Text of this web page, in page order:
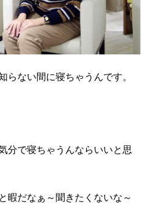
らない間に寝ちゃうんです。
分で寝ちゃうんならいいと思
暇だなぁ～聞きたくないな～